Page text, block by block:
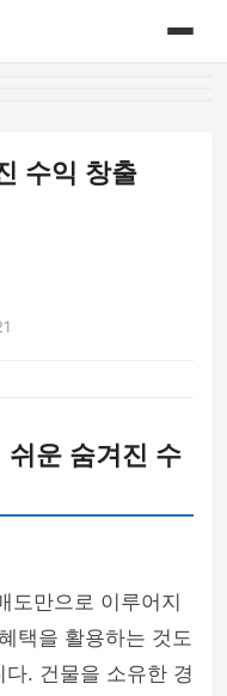
수익 창출
쉬운 숨겨진 수
도만으로 이루어지
택을 활용하는 것도
. 건물을 소유한 경